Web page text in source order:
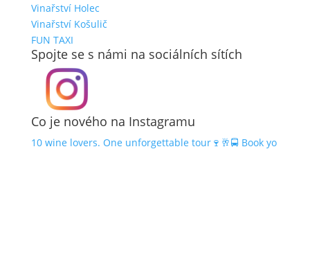
Vinařství Holec
Vinařství Košulič
FUN TAXI
Spojte se s námi na sociálních sítích
Co je nového na Instagramu
10 wine lovers. One unforgettable tour🍷🥂🚍 Book yo